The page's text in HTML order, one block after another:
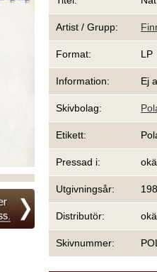
Artist / Grupp:
Format: LP
Information: Ej
Skivbolag:
Etikett:
Pressad i:
Utgivningsår:
Distributör:
Skivnummer: